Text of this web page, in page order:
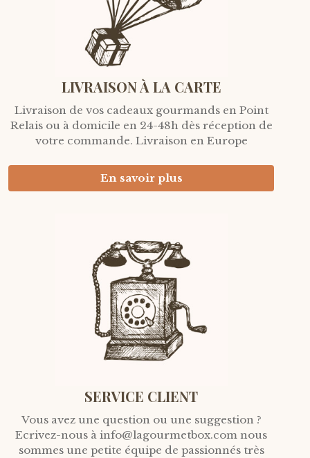
LIVRAISON À LA CARTE
Livraison de vos cadeaux gourmands en Point
Relais ou à domicile en 24-48h dès réception de
votre commande. Livraison en Europe
En savoir plus
SERVICE CLIENT
Vous avez une question ou une suggestion ?
Ecrivez-nous à info@lagourmetbox.com nous
sommes une petite équipe de passionnés très